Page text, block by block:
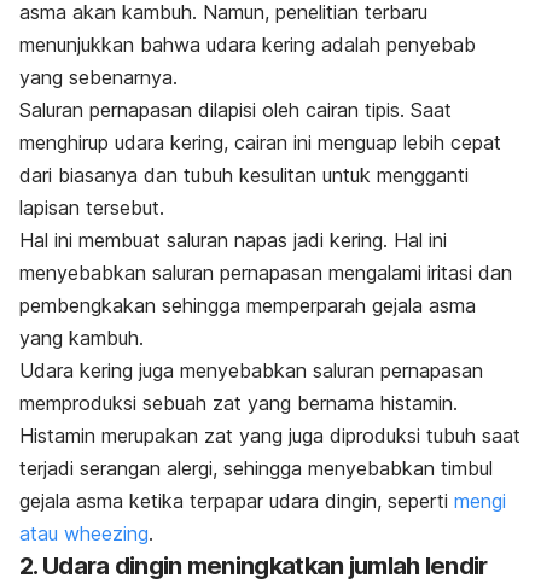
asma akan kambuh. Namun, penelitian terbaru
menunjukkan bahwa udara kering adalah penyebab
yang sebenarnya.
Saluran pernapasan dilapisi oleh cairan tipis. Saat
menghirup udara kering, cairan ini menguap lebih cepat
dari biasanya dan tubuh kesulitan untuk mengganti
lapisan tersebut.
Hal ini membuat saluran napas jadi kering. Hal ini
menyebabkan saluran pernapasan mengalami iritasi dan
pembengkakan sehingga memperparah gejala asma
yang kambuh.
Udara kering juga menyebabkan saluran pernapasan
memproduksi sebuah zat yang bernama histamin.
Histamin merupakan zat yang juga diproduksi tubuh saat
terjadi serangan alergi, sehingga menyebabkan timbul
gejala asma ketika terpapar udara dingin, seperti mengi
atau wheezing.
2. Udara dingin meningkatkan jumlah lendir